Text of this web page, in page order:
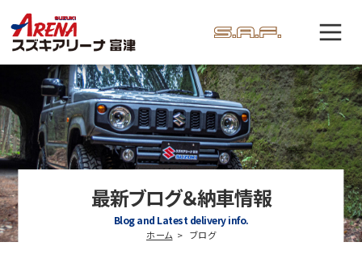
最新ブログ＆納車情報
Blog and Latest delivery info.
ホーム ブログ